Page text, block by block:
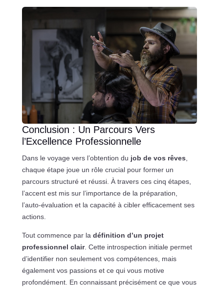
Conclusion : Un Parcours Vers
l’Excellence Professionnelle
Dans le voyage vers l’obtention du job de vos rêves
chaque étape joue un rôle crucial pour former un
parcours structuré et réussi. À travers ces cinq étapes,
l’accent est mis sur l’importance de la préparation,
l’auto-évaluation et la capacité à cibler efficacement ses
actions.
Tout commence par la définition d’un projet
professionnel clair. Cette introspection initiale permet
d’identifier non seulement vos compétences, mais
également vos passions et ce qui vous motive
profondément. En connaissant précisément ce que vous